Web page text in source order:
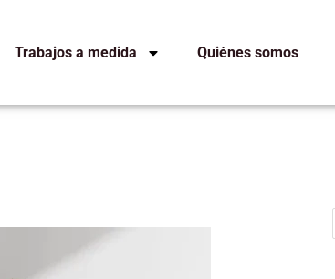
Trabajos a medida Quiénes somos